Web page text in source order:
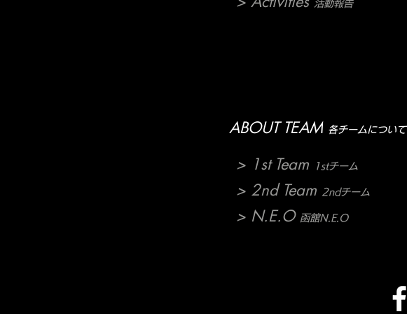
活動報告
ABOUT TEAM 各チームについて
> 1st Team 1stチーム
> 2nd Team 2ndチーム
> N.E.O 函館N.E.O